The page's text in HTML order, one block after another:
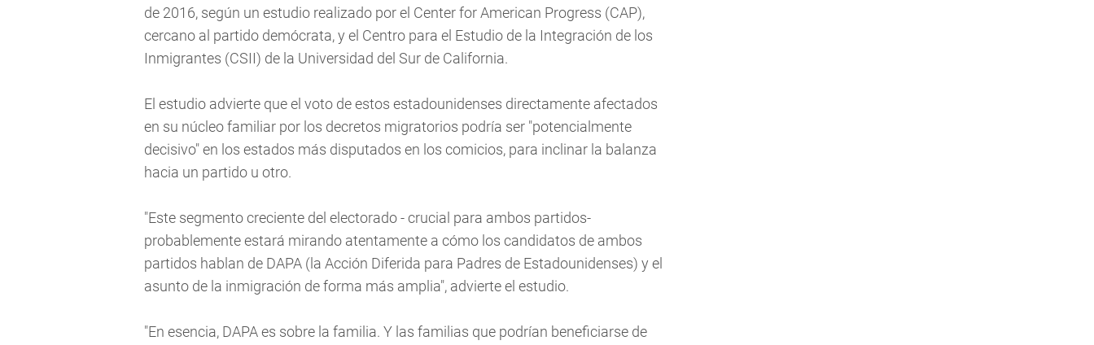
de 2016, según un estudio realizado por el Center for American Progress (CAP),
cercano al partido demócrata, y el Centro para el Estudio de la Integración de los
Inmigrantes (CSII) de la Universidad del Sur de California.
El estudio advierte que el voto de estos estadounidenses directamente afectados
en su núcleo familiar por los decretos migratorios podría ser "potencialmente
decisivo" en los estados más disputados en los comicios, para inclinar la balanza
hacia un partido u otro.
"Este segmento creciente del electorado - crucial para ambos partidos-
probablemente estará mirando atentamente a cómo los candidatos de ambos
partidos hablan de DAPA (la Acción Diferida para Padres de Estadounidenses) y el
asunto de la inmigración de forma más amplia", advierte el estudio.
"En esencia, DAPA es sobre la familia. Y las familias que podrían beneficiarse de